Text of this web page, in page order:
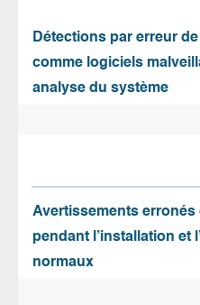
Détections par erreur
comme logiciels
analyse du système
Avertissements erronés
pendant l’installation et
normaux